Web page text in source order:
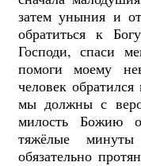
затем уныния и
обратиться к
Господи, спаси
помоги моему
человек
мы должны с
милость Божию
тяжёлые
обязательно